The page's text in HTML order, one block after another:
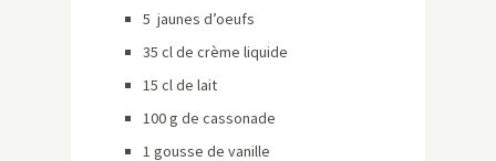
5 jaunes d’oeufs
35 cl de crème liquide
15 cl de lait
100 g de cassonade
1 gousse de vanille